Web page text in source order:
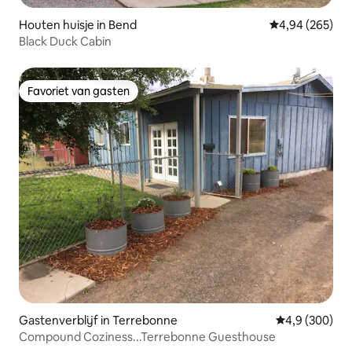
Houten huisje in Bend Gemiddelde
4,94 (265)
Black Duck Cabin
Favoriet van gasten
Favoriet van gasten
Gastenverblijf in Terrebonne Gemiddelde
4,9 (300)
Compound Coziness...Terrebonne Guesthouse